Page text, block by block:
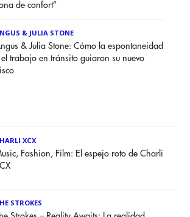
de confort”
& JULIA STONE
& Julia Stone: Cómo la espontaneidad
trabajo en tránsito guiaron su nuevo
XCX
Fashion, Film: El espejo roto de Charli
STROKES